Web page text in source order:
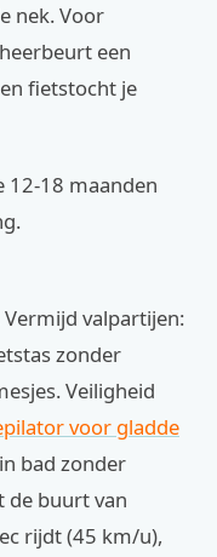
nek. Voor
een
fietstocht je
12-18 maanden
valpartijen:
zonder
Veiligheid
voor gladde
bad zonder
de buurt van
rijdt (45 km/u),